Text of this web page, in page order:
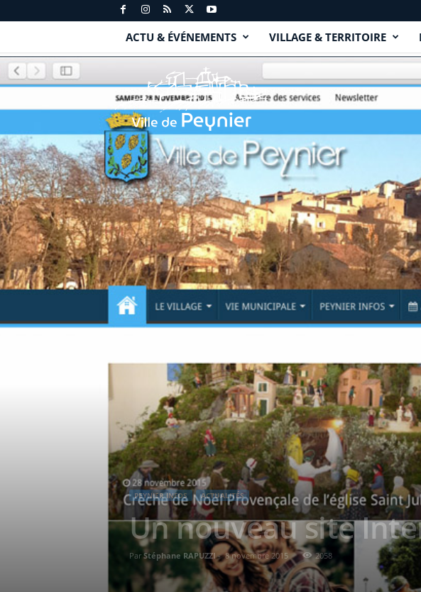
ACTU & ÉVÉNEMENTS VILLAGE & TERRITOIRE
y
n
i
e
r
.
f
r
PEYNIER INFOS ACTUALITÉS
Un nouveau site
Par Stéphane RAPUZZI- 8 novembre 2015 2058